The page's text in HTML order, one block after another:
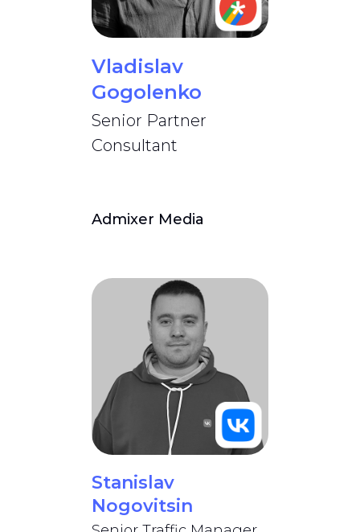
Vladislav
Gogolenko
Senior Partner
Consultant
Admixer Media
Stanislav
Nogovitsin